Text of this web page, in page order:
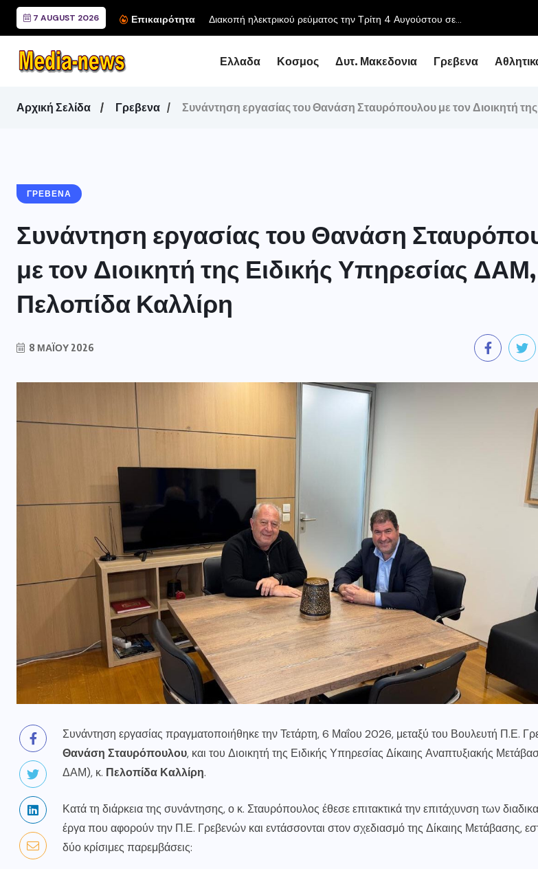
7 AUGUST 2026 Επικαιρότητα Διακοπή ηλεκτρικού ρεύματος την Τρίτη 4 Αυγούστου σε...
Ελλαδα Κοσμος Δυτ. Μακεδονια Γρεβενα
Αρχική Σελίδα Γρεβενα Συνάντηση εργασίας του Θανάση Σταυρόπουλου με τον Διοικητή
ΓΡΕΒΕΝΑ
Συνάντηση εργασίας του Θανάση
με τον Διοικητή της Ειδικής Υπηρεσίας ΔΑΜ,
Πελοπίδα Καλλίρη
8 ΜΑΪ́ΟΥ 2026
Συνάντηση εργασίας πραγματοποιήθηκε την Τετάρτη, 6 Μαΐου 2026, μεταξύ του Βουλευτή Π.Ε.
Θανάση Σταυρόπουλου, και του Διοικητή της Ειδικής Υπηρεσίας Δίκαιης Αναπτυξιακής
ΔΑΜ), κ. Πελοπίδα Καλλίρη.
Κατά τη διάρκεια της συνάντησης, ο κ. Σταυρόπουλος έθεσε επιτακτικά την επιτάχυνση των
έργα που αφορούν την Π.Ε. Γρεβενών και εντάσσονται στον σχεδιασμό της Δίκαιης Μετάβασης,
δύο κρίσιμες παρεμβάσεις: